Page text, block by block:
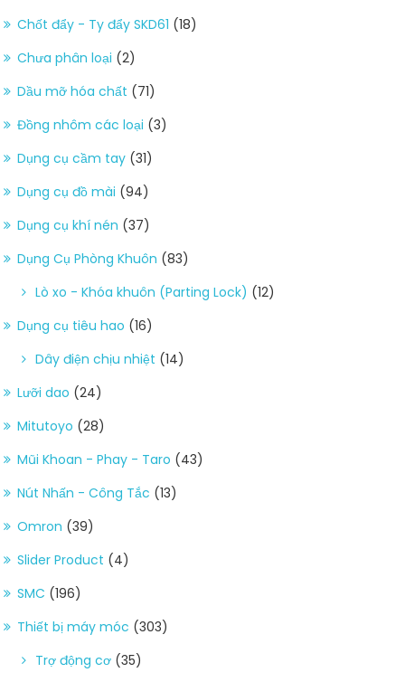
Chốt đẩy - Ty đẩy SKD61 (18)
Chưa phân loại (2)
Dầu mỡ hóa chất (71)
Đồng nhôm các loại (3)
Dụng cụ cầm tay (31)
Dụng cụ đồ mài (94)
Dụng cụ khí nén (37)
Dụng Cụ Phòng Khuôn (83)
Lò xo - Khóa khuôn (Parting Lock) (12)
Dụng cụ tiêu hao (16)
Dây điện chịu nhiệt (14)
Lưỡi dao (24)
Mitutoyo (28)
Mũi Khoan - Phay - Taro (43)
Nút Nhấn - Công Tắc (13)
Omron (39)
Slider Product (4)
SMC (196)
Thiết bị máy móc (303)
Trợ động cơ (35)